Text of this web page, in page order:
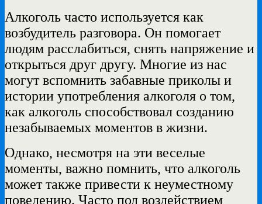
Алкоголь часто используется как
возбудитель разговора. Он помогает
людям расслабиться, снять напряжение и
открыться друг другу. Многие из нас
могут вспомнить забавные приколы и
истории употребления алкоголя о том,
как алкоголь способствовал созданию
незабываемых моментов в жизни.
Однако, несмотря на эти веселые
моменты, важно помнить, что алкоголь
может также привести к неуместному
поведению. Часто под воздействием